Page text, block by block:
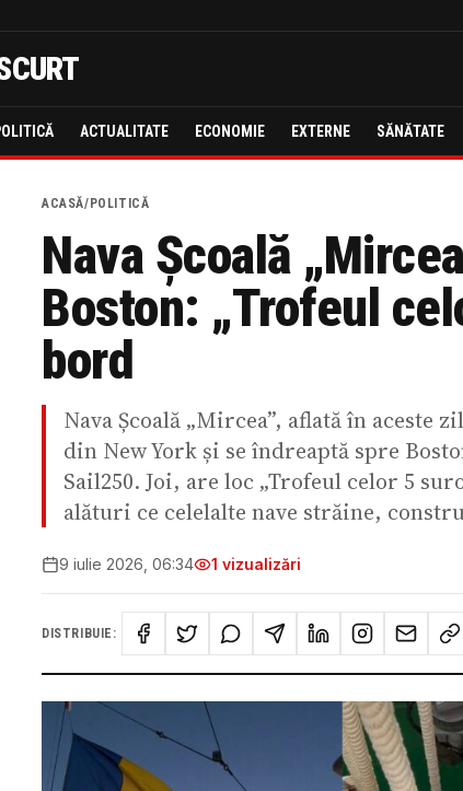
ACTUALITATE ECONOMIE EXTERNE SĂNĂTATE
ACASĂ/ POLITICĂ
Nava Școală
Boston: „Trofeul
bord
Nava Școală „Mircea”, aflată în
din New York și se îndreaptă spre
Sail250. Joi, are loc „Trofeul celor 5
alături ce celelalte nave străine,
9 iulie 2026, 06:34 1 vizualizări
DISTRIBUIE: